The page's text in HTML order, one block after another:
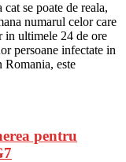
se poate de reala,
numarul celor care
in ultimele 24 de ore
persoane infectate in
este
pentru